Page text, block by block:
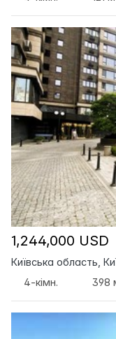
1,244,000 USD
Київська область,
4-кімн.
398